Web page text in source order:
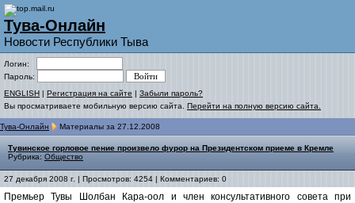
Тува-Онлайн
Новости Республики Тыва
Логин:
Пароль:
ENGLISH | Регистрация на сайте | Забыли пароль?
Вы просматриваете мобильную версию сайта. Перейти на полную версию сайта.
Тува-Онлайн Материалы за 27.12.2008
Тувинское горловое пение произвело фурор на Президентском приеме в Кремле
Рубрика: Общество
27 декабря 2008 г. | Просмотров: 4254 | Комментариев: 0
Премьер Тувы Шолбан Кара-оол и член консультативного совета при